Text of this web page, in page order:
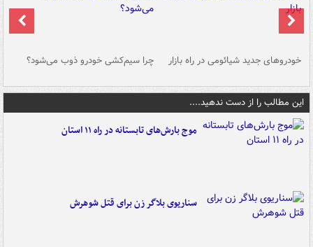
خودروهای جدید شیائومی در راه بازار چرا سیم‌کشی خودرو ذوب می‌شود؟
این مطالب را از دست ندهید....
موج بارش‌های تابستانه در راه ۱۱ استان
سناریوی بلاگر زن برای قتل شوهرش